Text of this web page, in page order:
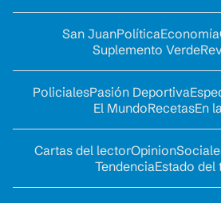
San JuanPolíticaEconomía
Suplemento Verde
PolicialesPasión Deportiva
El MundoRecetasEn
Cartas del lectorOpinion
TendenciaEstado del